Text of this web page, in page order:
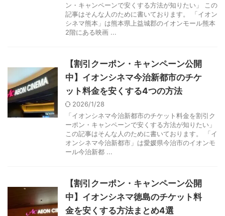
ン・キャンペーンで安くする方法が知りたい」 この
記事はそんな人のために書いております。 「イオン
シネマ熊本」は熊本県上益城郡のイオンモール熊本
2階にある映画 ...
【割引クーポン・キャンペーン公開
中】イオンシネマ今治新都市のチケ
ット料金を安くする4つの方法
2026/1/28
「イオンシネマ今治新都市のチケット料金を割引ク
ーポン・キャンペーンで安くする方法が知りたい」
この記事はそんな人のために書いております。 「イ
オンシネマ今治新都市」は愛媛県今治市のイオンモ
ール今治新都 ...
【割引クーポン・キャンペーン公開
中】イオンシネマ徳島のチケット料
金を安くする方法まとめ4選